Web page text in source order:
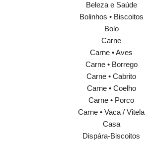
Beleza e Saúde
Bolinhos • Biscoitos
Bolo
Carne
Carne • Aves
Carne • Borrego
Carne • Cabrito
Carne • Coelho
Carne • Porco
Carne • Vaca / Vitela
Casa
Dispára-Biscoitos